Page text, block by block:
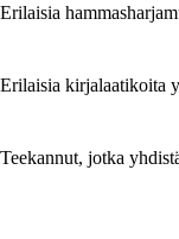
Erilaisia
Erilaisia kirjalaatikoita
Teekannut, jotka